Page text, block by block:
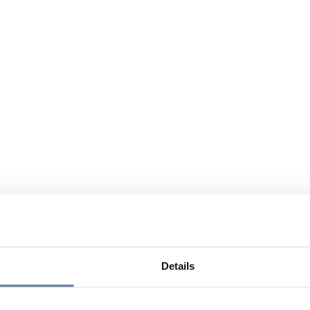
Details